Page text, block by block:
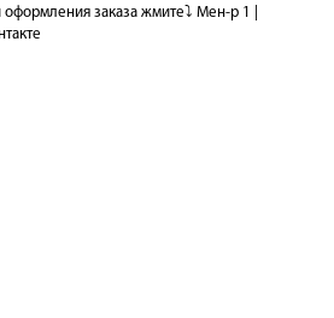
заказа жмите⤵️ Мен-р 1 |